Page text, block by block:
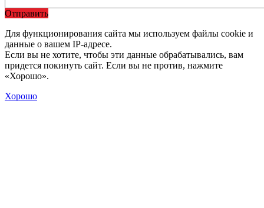
Отправить
Для функционирования сайта мы используем файлы cookie и
данные о вашем IP-адресе.
Если вы не хотите, чтобы эти данные обрабатывались, вам
придется покинуть сайт. Если вы не против, нажмите
«Хорошо».
Хорошо